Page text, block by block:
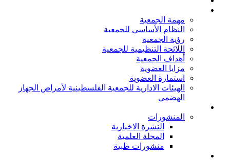
مهمة الجمعية
النظام الأساسي للجمعية
رؤية الجمعية
اللائحة التنظيمية للجمعية
أهداف الجمعية
مزايا العضوية
استمارة العضوية
الهيئات الادارية للجمعية الفلسطينية لأمراض الجهاز
الهضمي
المنشورات
النشرة الاخبارية
المجلة العلمية
منشورات طبية